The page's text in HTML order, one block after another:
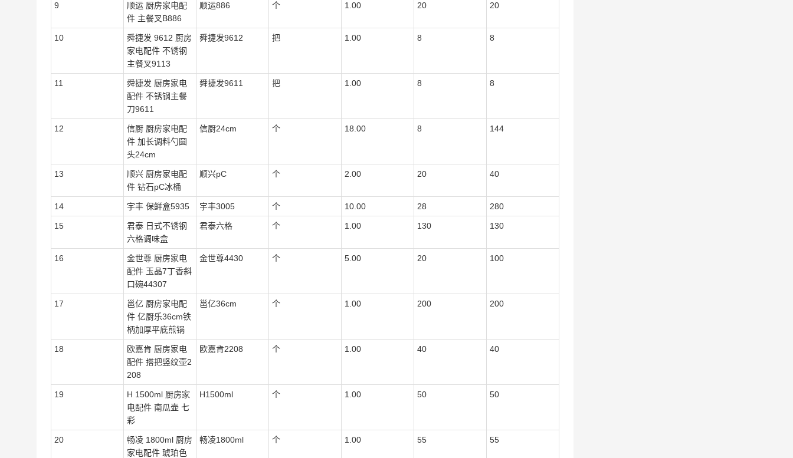
9
顺运 厨房家电配
件 主餐叉B886
顺运886 个 1.00 20 20
10
舜捷发 9612 厨房
家电配件 不锈钢
主餐叉9113
舜捷发9612 把 1.00 8 8
11
舜捷发 厨房家电
配件 不锈钢主餐
刀9611
舜捷发9611 把 1.00 8 8
12
信厨 厨房家电配
件 加长调料勺圆
头24cm
信厨24cm 个 18.00 8 144
13
顺兴 厨房家电配
件 钻石pC冰桶
顺兴pC 个 2.00 20 40
14 宇丰 保鲜盒5935 宇丰3005 个 10.00 28 280
15
君泰 日式不锈钢
六格调味盒
君泰六格 个 1.00 130 130
16
金世尊 厨房家电
配件 玉晶7丁香斜
口碗44307
金世尊4430 个 5.00 20 100
17
邕亿 厨房家电配
件 亿厨乐36cm铁
柄加厚平底煎锅
邕亿36cm 个 1.00 200 200
18
欧嘉肯 厨房家电
配件 搭把竖纹壶2
208
欧嘉肯2208 个 1.00 40 40
19
H 1500ml 厨房家
电配件 南瓜壶 七
彩
H1500ml 个 1.00 50 50
20
畅凌 1800ml 厨房
家电配件 琥珀色
畅凌1800ml 个 1.00 55 55